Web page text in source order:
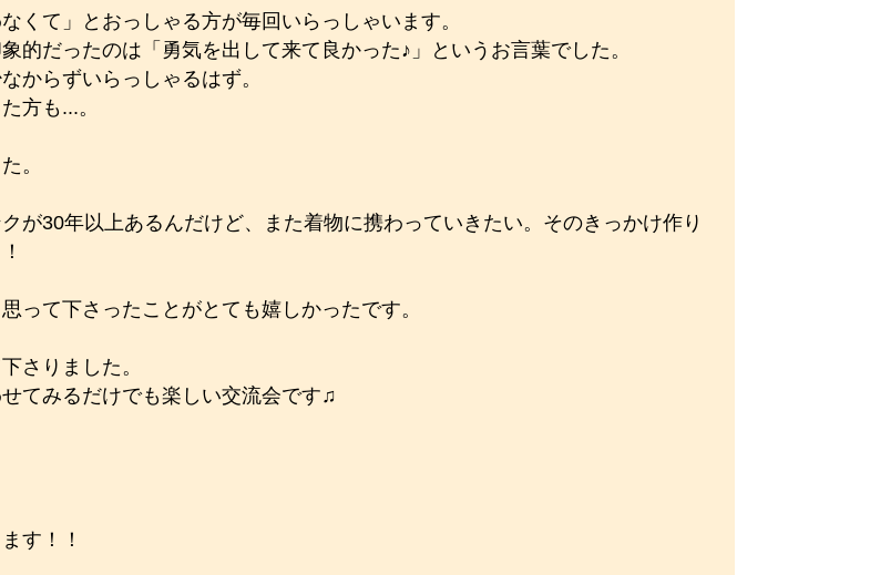
くて」とおっしゃる方が毎回いらっしゃいます。
的だったのは「勇気を出して来て良かった♪」というお言葉でした。
からずいらっしゃるはず。
方も...。
。
が30年以上あるんだけど、また着物に携わっていきたい。そのきっかけ作り
って下さったことがとても嬉しかったです。
さりました。
てみるだけでも楽しい交流会です♫
す！！